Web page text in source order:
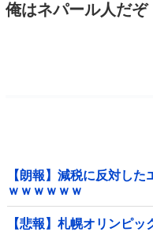
俺はネパール人だぞ
【朗報】減税に反対し
ｗｗｗｗｗｗ
【悲報】札幌オリンピッ